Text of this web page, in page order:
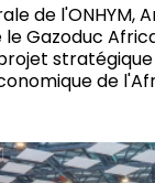
de l'ONHYM,
le Gazoduc
de